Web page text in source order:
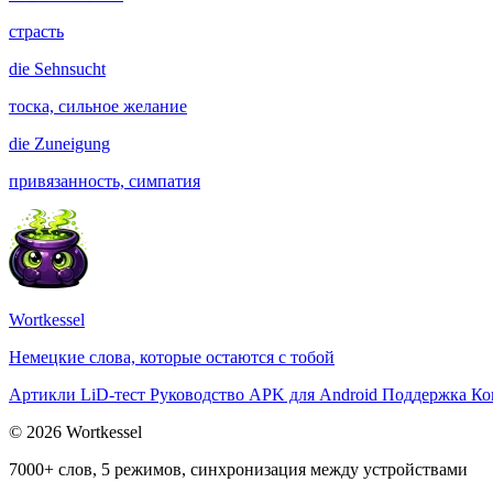
страсть
die Sehnsucht
тоска, сильное желание
die Zuneigung
привязанность, симпатия
Wortkessel
Немецкие слова, которые остаются с тобой
Артикли LiD-тест Руководство APK для Android Поддержка
© 2026 Wortkessel
7000+ слов, 5 режимов, синхронизация между устройствами